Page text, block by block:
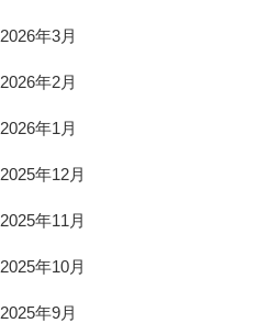
2026年3月
2026年2月
2026年1月
2025年12月
2025年11月
2025年10月
2025年9月